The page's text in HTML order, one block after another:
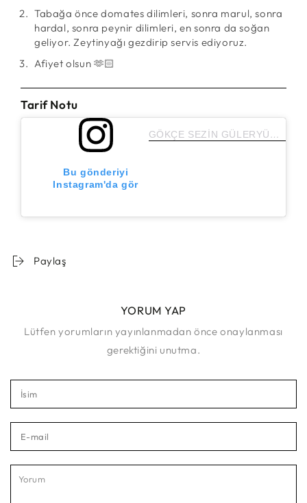
Tabağa önce domates dilimleri, sonra marul, sonra
hardal, sonra peynir dilimleri, en sonra da soğan
geliyor. Zeytinyağı gezdirip servis ediyoruz.
Afiyet olsun 🫶🏻
Tarif Notu
Bu gönderiyi
Instagram'da gör
GÖKÇE SEZİN GÜLERYÜZ (@healthyfoodbreak)'in paylaştığı bir gönderi
Paylaş
YORUM YAP
Lütfen yorumların yayınlanmadan önce onaylanması
gerektiğini unutma.
İsim
mail
Yorum